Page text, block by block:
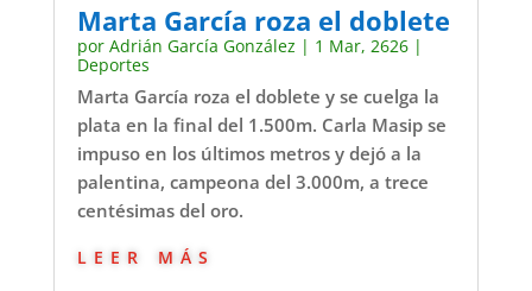
Marta García roza el doblete
por Adrián García González | 1 Mar, 2626|
Deportes
Marta García roza el doblete y se cuelga la
plata en la final del 1.500m. Carla Masip se
impuso en los últimos metros y dejó a la
palentina, campeona del 3.000m, a trece
centésimas del oro.
leer más